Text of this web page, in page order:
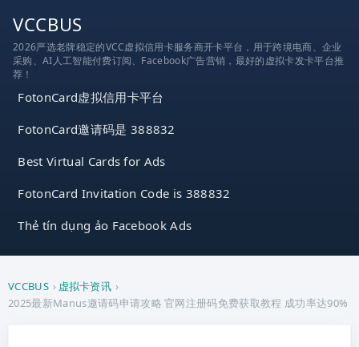
VCCBUS
2026严选老牌稳定的VCC虚拟信用卡服务商开卡平台，用于跨境电商、企业
采购、AI人工智能付费订阅、Facebook广告营销，最好的虚拟卡发卡平台推
荐！
FotonCard虚拟信用卡平台
FotonCard邀请码是 388832
Best Virtual Cards for Ads
FotonCard Invitation Code is 388832
Thẻ tín dụng ảo Facebook Ads
VCCBUS › 虚拟卡资讯 ›
2025最新Manus邀请码申请攻略 官网注册码免费获取教程 成功率达90%